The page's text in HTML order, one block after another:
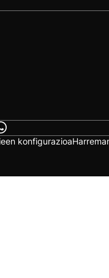
konfigurazioa